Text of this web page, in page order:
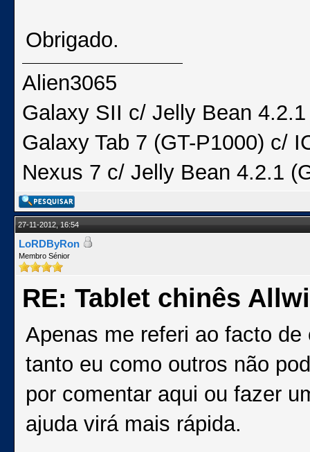
Obrigado.
Alien3065
Galaxy SII c/ Jelly Bean
Galaxy Tab 7 (GT-P1000) c/
Nexus 7 c/ Jelly Bean 4.2.1
27-11-2012, 16:54
LoRDByRon
Membro Sénior
RE: Tablet chinês
Apenas me referi ao facto
tanto eu como outros não
por comentar aqui ou fazer
ajuda virá mais rápida.